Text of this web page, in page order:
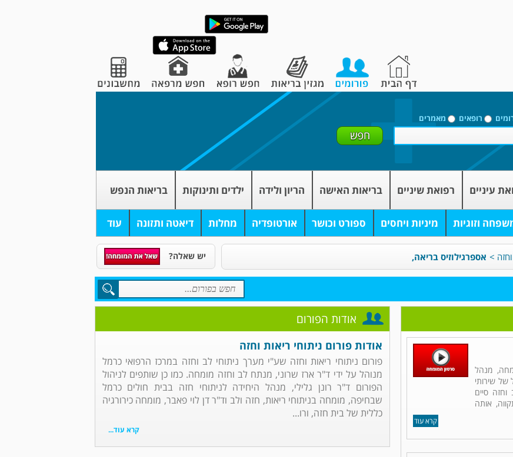
רופאים מאמרים
עיניים רפואת שיניים בריאות האישה הריון ולידה ילדים ותינוקות בריאות הנפש
וזוגיות מיניות ויחסים ספורט וכושר אורטופדיה מחלות דיאטה ותזונה עוד
> אספרגילוזיס בריאה, יש שאלה?
אודות הפורום
אודות פורום ניתוחי ריאות וחזה
פורום ניתוחי ריאות וחזה שע"י מערך ניתוחי לב וחזה במרכז הרפואי כרמל
מנוהל על ידי ד"ר ארז שרוני, מנתח לב וחזה מומחה. כמו כן שותפים לניהול
הפורום ד"ר רונן גלילי, מנהל היחידה לניתוחי חזה בבית חולים כרמל
שבחיפה, מומחה בניתוחי ריאות, חזה ולב וד"ר דן לוי פאבר, מומחה כירורגיה
כללית של בית חזה, ורו...
קרא עוד...
קרא עוד
מנהל
של שירותי
סיים
אותה